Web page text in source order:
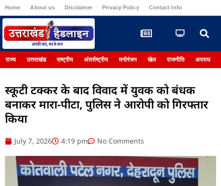
Home About us Disclaimer Privacy Policy Contact Info
राज्य उत्तराखंड राष्ट्रीय अंतर्राष्ट्रीय मनोरंजन खेल राजनीति अपराध
स्कूटी टक्कर के बाद विवाद में युवक को बंधक
बनाकर मारा-पीटा, पुलिस ने आरोपी को गिरफ्तार
किया
July 7, 2026 4:19 pm No Comments